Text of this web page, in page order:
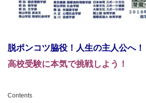
脱ポンコツ脇役！人生の主人公へ！
高校受験に本気で挑戦しよう！
Contents